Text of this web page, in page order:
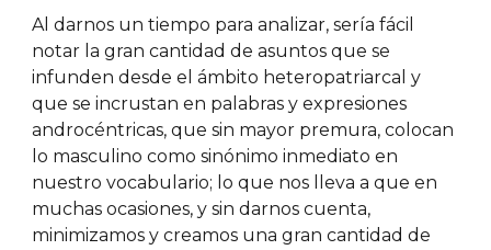
Al darnos un tiempo para analizar, sería fácil
notar la gran cantidad de asuntos que se
infunden desde el ámbito heteropatriarcal y
que se incrustan en palabras y expresiones
androcéntricas, que sin mayor premura, colocan
lo masculino como sinónimo inmediato en
nuestro vocabulario; lo que nos lleva a que en
muchas ocasiones, y sin darnos cuenta,
minimizamos y creamos una gran cantidad de